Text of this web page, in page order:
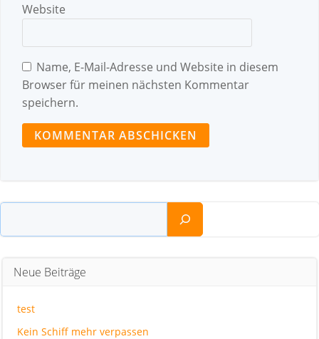
Website
Name, E-Mail-Adresse und Website in diesem
Browser für meinen nächsten Kommentar
speichern.
Suchen
Neue Beiträge
test
Kein Schiff mehr verpassen